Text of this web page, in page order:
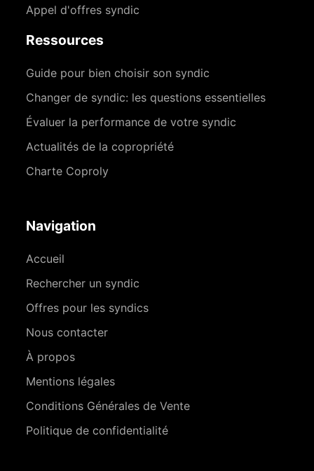
Appel d'offres syndic
Ressources
Guide pour bien choisir son syndic
Changer de syndic: les questions essentielles
Évaluer la performance de votre syndic
Actualités de la copropriété
Charte Coproly
Navigation
Accueil
Rechercher un syndic
Offres pour les syndics
Nous contacter
À propos
Mentions légales
Conditions Générales de Vente
Politique de confidentialité